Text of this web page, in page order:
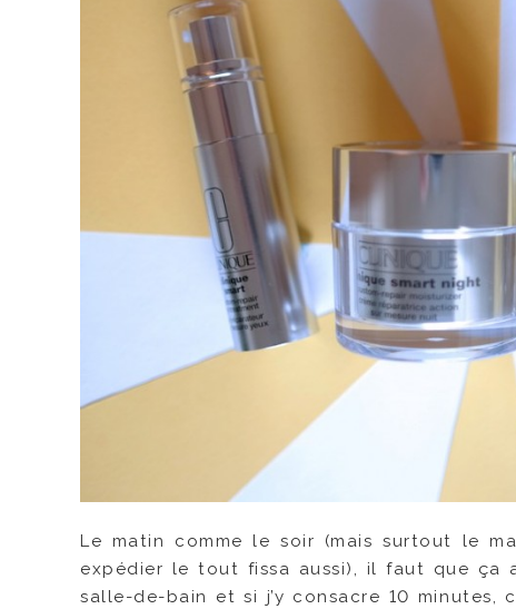
Le matin comme le soir (mais surtout le
expédier le tout fissa aussi), il faut que ça
salle-de-bain et si j’y consacre 10